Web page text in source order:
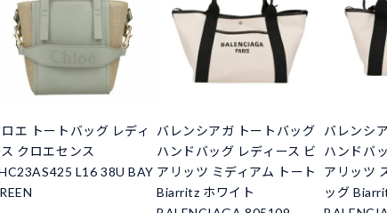
ロエ トートバッグ レディ
ス クロエセンス
L16 38U BAY
バレンシアガ トートバッグ
ハンドバッグ レディース ビ
アリッツ ミディアム トート
Biarritz ホワイト
バレンシ
ハンドバ
アリッツ
ッグ